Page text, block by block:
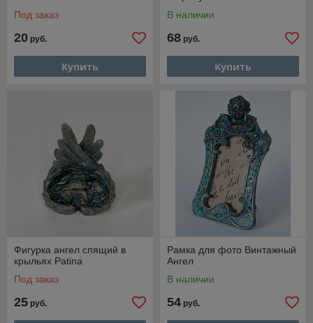
Под заказ
20 руб.
Купить
В наличии
68 руб.
Купить
Фигурка ангел спящий в
крыльях Patina
Под заказ
25 руб.
Рамка для фото Винтажный
Ангел
В наличии
54 руб.